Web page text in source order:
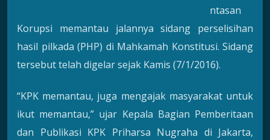
ntasan
Korupsi memantau jalannya sidang perselisihan
hasil pilkada (PHP) di Mahkamah Konstitusi. Sidang
tersebut telah digelar sejak Kamis (7/1/2016).
“KPK memantau, juga mengajak masyarakat untuk
ikut memantau,” ujar Kepala Bagian Pemberitaan
dan Publikasi KPK Priharsa Nugraha di Jakarta,